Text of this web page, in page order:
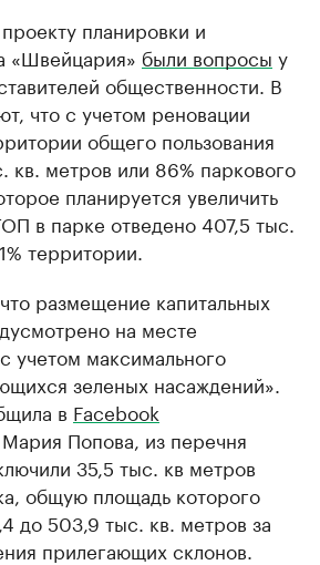
планировки и
«Швейцария» были вопросы у
общественности. В
что с учетом реновации
общего пользования
кв. метров или 86% паркового
планируется увеличить
в парке отведено 407,5 тыс.
территории.
размещение капитальных
на месте
учетом максимального
зеленых насаждений».
в Facebook
Попова, из перечня
35,5 тыс. кв метров
общую площадь которого
до 503,9 тыс. кв. метров за
прилегающих склонов.